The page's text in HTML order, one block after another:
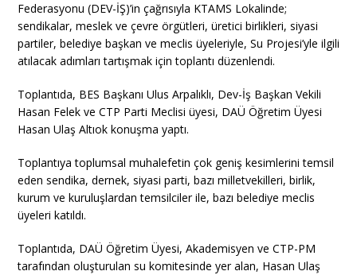
Federasyonu (DEV-İŞ)’in çağrısıyla KTAMS Lokalinde;
sendikalar, meslek ve çevre örgütleri, üretici birlikleri, siyasi
partiler, belediye başkan ve meclis üyeleriyle, Su Projesi’yle ilgili
atılacak adımları tartışmak için toplantı düzenlendi.
Toplantıda, BES Başkanı Ulus Arpalıklı, Dev-İş Başkan Vekili
Hasan Felek ve CTP Parti Meclisi üyesi, DAÜ Öğretim Üyesi
Hasan Ulaş Altıok konuşma yaptı.
Toplantıya toplumsal muhalefetin çok geniş kesimlerini temsil
eden sendika, dernek, siyasi parti, bazı milletvekilleri, birlik,
kurum ve kuruluşlardan temsilciler ile, bazı belediye meclis
üyeleri katıldı.
Toplantıda, DAÜ Öğretim Üyesi, Akademisyen ve CTP-PM
tarafından oluşturulan su komitesinde yer alan, Hasan Ulaş